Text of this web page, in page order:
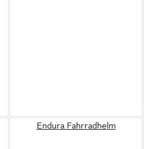
Endura Fahrradhelm